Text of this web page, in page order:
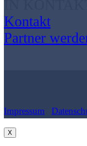
Kontakt
Partner
Impressum
X